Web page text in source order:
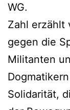
WG.
Zahl erzählt
gegen die
Militanten
Solidarität,